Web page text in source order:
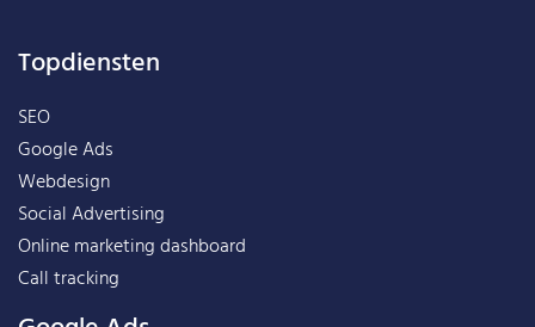
Topdiensten
SEO
Google Ads
Webdesign
Social Advertising
Online marketing dashboard
Call tracking